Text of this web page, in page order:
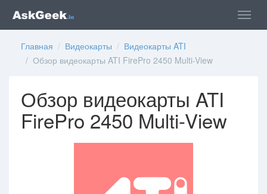
Главная / Видеокарты / Видеокарты ATI
/ Обзор видеокарты ATI FirePro 2450 Multi-View
Обзор видеокарты ATI
FirePro 2450 Multi-View